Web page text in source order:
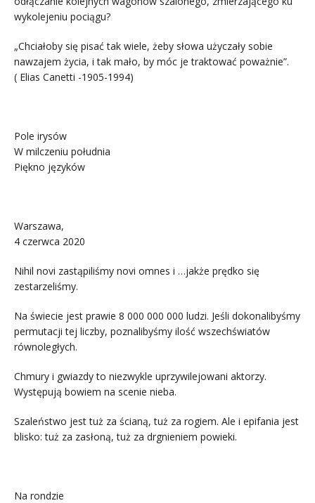
wykolejeniu pociągu?
„Chciałoby się pisać tak wiele, żeby słowa użyczały sobie
nawzajem życia, i tak mało, by móc je traktować poważnie”.
( Elias Canetti -1905-1994)
Pole irysów
W milczeniu południa
Piękno języków
Warszawa,
4 czerwca 2020
Nihil novi zastąpiliśmy novi omnes i …jakże prędko się
zestarzeliśmy.
Na świecie jest prawie 8 000 000 000 ludzi. Jeśli dokonalibyśmy
permutacji tej liczby, poznalibyśmy ilość wszechświatów
równoległych.
Chmury i gwiazdy to niezwykle uprzywilejowani aktorzy.
Występują bowiem na scenie nieba.
Szaleństwo jest tuż za ścianą, tuż za rogiem. Ale i epifania jest
blisko: tuż za zasłoną, tuż za drgnieniem powieki.
Na rondzie